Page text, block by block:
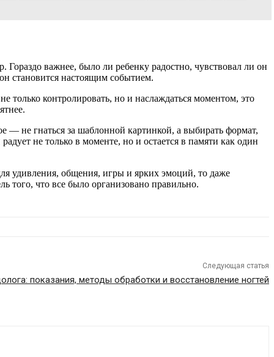
важнее, было ли ребенку радостно, чувствовал ли он
становится настоящим событием.
только контролировать, но и наслаждаться моментом, это
— не гнаться за шаблонной картинкой, а выбирать формат,
не только в моменте, но и остается в памяти как один
удивления, общения, игры и ярких эмоций, то даже
того, что все было организовано правильно.
Следующая статья
показания, методы обработки и восстановление ногтей